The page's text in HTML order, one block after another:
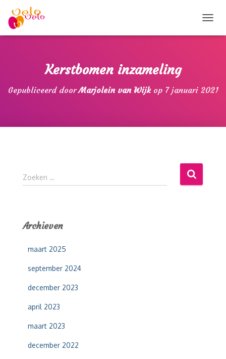
O
A
Kerstbomen inzameling
Gepubliceerd doorMarjolein van Wijkop 7 januari 2021
Z
o
n
Zoeken …
Archieven
maart 2025
september 2024
december 2023
april 2023
maart 2023
december 2022